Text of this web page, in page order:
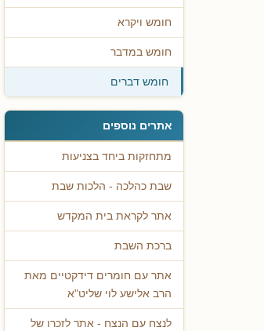
חומש ויקרא
חומש במדבר
חומש דברים
אתרים נוספים
מתחזקות ביחד בצניעות
שבת כהלכה - הלכות שבת
אתר לקראת בית המקדש
ברכת השבת
אתר עם חומרים דידקטיים מאת
הרב אלישע לוי שליט"א
לנצח עם הנצח - אתר לזכרו של